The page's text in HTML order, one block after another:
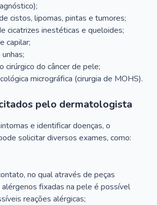
cistos, lipomas, pintas e tumores;
cicatrizes inestéticas e queloides;
capilar;
cirúrgico do câncer de pele;
micrográfica (cirurgia de MOHS).
pelo dermatologista
e identificar doenças, o
solicitar diversos exames, como:
no qual através de peças
fixadas na pele é possível
reações alérgicas;